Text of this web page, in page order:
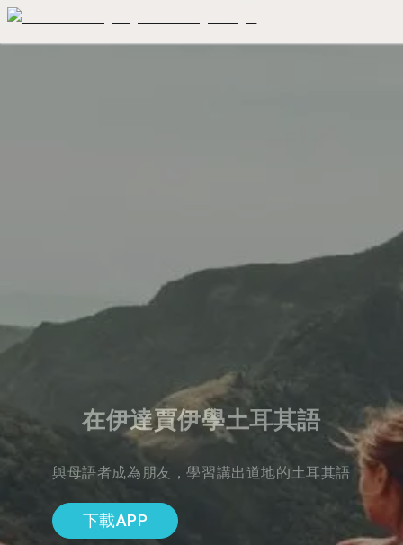
在伊達賈伊學土耳其語
與母語者成為朋友，學習講出道地的土耳其語
下載APP